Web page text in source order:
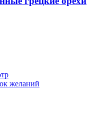
желаний